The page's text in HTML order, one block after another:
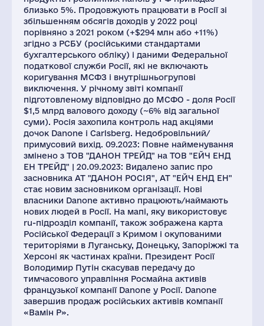
близько 5%. Продовжують працювати в Росії зі
збільшенням обсягів доходів у 2022 році
порівняно з 2021 роком (+$294 млн або +11%)
згідно з РСБУ (російськими стандартами
бухгалтерського обліку) і даними Федеральної
податкової служби Росії, які не включають
коригування МСФЗ і внутрішньогрупові
виключення. У річному звіті компанії
підготовленому відповідно до МСФО - доля Росії
$1,5 млрд валового доходу (~6% від загальної
суми). Росія захопила контроль над акціями
дочок Danone і Carlsberg. Недобровільний/
примусовий вихід. 09.2023: Повне найменування
змінено з ТОВ "ДАНОН ТРЕЙД" на ТОВ "ЕЙЧ ЕНД
ЕН ТРЕЙД" | 20.09.2023: Видалено запис про
засновника АТ "ДАНОН РОСІЯ", АТ "ЕЙЧ ЕНД ЕН"
стає новим засновником організації. Нові
власники Danone активно працюють/наймають
нових людей в Росії. На мапі, яку використовує
ru-підрозділ компанії, також зображена карта
Російської Федерації з Кримом і окупованими
територіями в Луганську, Донецьку, Запоріжжі та
Херсоні як частинах країни. Президент Росії
Володимир Путін скасував передачу до
тимчасового управління Росмайна активів
французької компанії Danone у Росії. Danone
завершив продаж російських активів компанії
«Вамін Р».